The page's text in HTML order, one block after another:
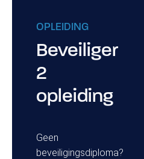
OPLEIDING
Beveiliger
2
opleiding
Geen
beveiligingsdiploma?